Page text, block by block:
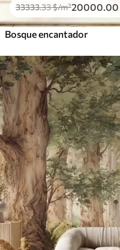
33333.33$/m²20000 .00
Bosque encantador